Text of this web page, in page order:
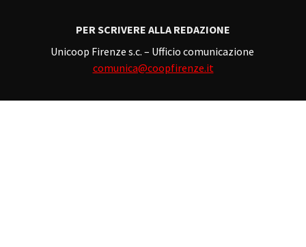
PER SCRIVERE ALLA REDAZIONE
Unicoop Firenze s.c. – Ufficio comunicazione
comunica@coopfirenze.it